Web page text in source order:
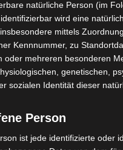
sucht 75 neue
Fachkräfte für das
auf der
natürliche Person (im
wird eine
mittels
Kennnummer, zu
oder mehreren besonderen
genetischen,
sozialen Identität dieser
Person
ist jede identifizierte oder